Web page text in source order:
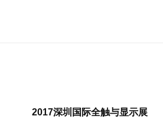
2017深圳国际全触与显示展